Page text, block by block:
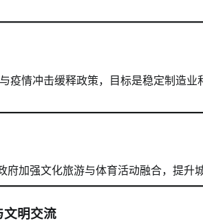
疫情冲击缓释政策，目标是稳定制造业
加强文化旅游与体育活动融合，提升
文明交流